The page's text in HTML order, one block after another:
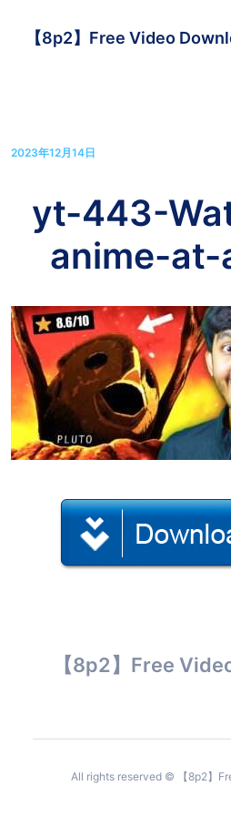
【8p2】Free Video
2023年12月14日
yt-443-
anime-
【8p2】Free
All rights reserved © 【8p2】